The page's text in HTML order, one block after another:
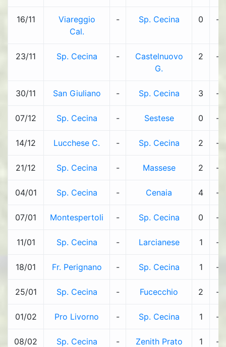
16/11
Viareggio
Cal.
- Sp. Cecina 0 -
23/11 Sp. Cecina -
Castelnuovo
G.
2 -
30/11 San Giuliano - Sp. Cecina 3 -
07/12 Sp. Cecina - Sestese 0 -
14/12 Lucchese C. - Sp. Cecina 2 -
21/12 Sp. Cecina - Massese 2 -
04/01 Sp. Cecina - Cenaia 4 -
07/01 Montespertoli - Sp. Cecina 0 -
11/01 Sp. Cecina - Larcianese 1 -
18/01 Fr. Perignano - Sp. Cecina 1 -
25/01 Sp. Cecina - Fucecchio 2 -
01/02 Pro Livorno - Sp. Cecina 1 -
08/02 Sp. Cecina - Zenith Prato 1 -